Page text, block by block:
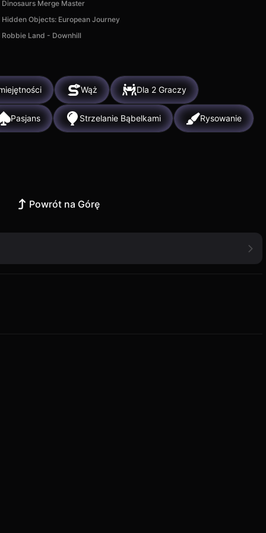
Dinosaurs Merge Master
Hidden Objects: European Journey
Robbie Land - Downhill
Wąż Dla 2 Graczy
Pasjans Strzelanie Bąbelkami Rysowanie
Powrót na Górę